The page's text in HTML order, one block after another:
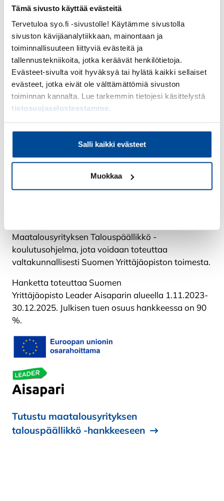
Tämä sivusto käyttää evästeitä
Tervetuloa syo.fi -sivustolle! Käytämme sivustolla
sivuston kävijäanalytiikkaan, mainontaan ja
toiminnallisuuteen liittyviä evästeitä ja
tallennustekniikoita, jotka keräävät henkilötietoja.
Evästeet-sivulta voit hyväksyä tai hylätä kaikki sellaiset
evästeet, jotka eivät ole välttämättömiä sivuston
toiminnan kannalta. Lue tarkemmin tietojesi käsittelystä
tietosuojaselosteestamme.
Salli kaikki evästeet
Muokkaa
Hankkeen tiedot
Maatalousyrityksen talouspäällikkö
tavoitteena on parantaa maatalousyrityksen
Maatalousyrityksen Talouspäällikkö -
koulutusohjelma, jota voidaan toteuttaa
valtakunnallisesti Suomen Yrittäjäopiston toimesta.
Hanketta toteuttaa Suomen
Yrittäjäopisto Leader Aisaparin alueella 1.11.2023-
30.12.2025. Julkisen tuen osuus hankkeessa on 90
%.
Tutustu maatalousyrityksen
talouspäällikkö -hankkeeseen